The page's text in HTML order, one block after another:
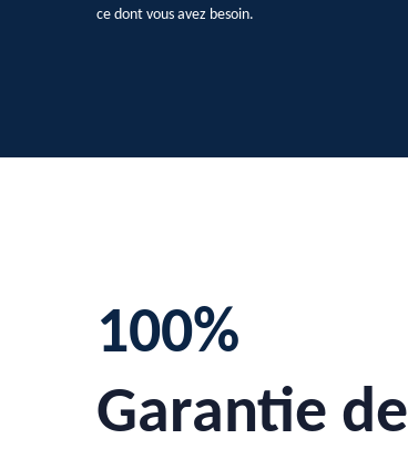
ce dont vous avez besoin.
100%
Garantie de